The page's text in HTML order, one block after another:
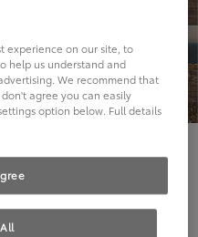
nicht weiter.
experience on our site, to
help us understand and
We recommend that
agree you can easily
option below. Full details